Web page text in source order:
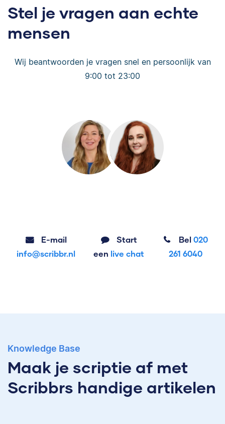
Stel je vragen aan echte
mensen
Wij beantwoorden je vragen snel en persoonlijk van
9:00 tot 23:00
E-mail
info@scribbr.nl
Start
een live chat
Bel020
261 6040
Knowledge Base
Maak je scriptie af met
Scribbrs handige artikelen